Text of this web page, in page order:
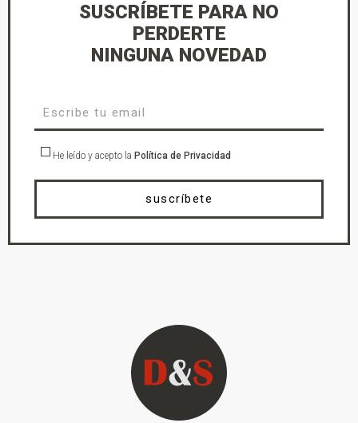
SUSCRÍBETE PARA NO
PERDERTE
NINGUNA NOVEDAD
He leído y acepto la Política de Privacidad
suscríbete